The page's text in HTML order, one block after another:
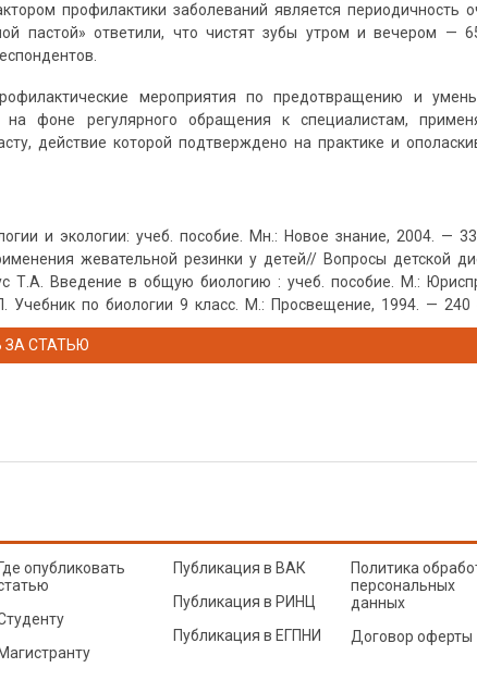
профилактики заболеваний является периодичность
пастой» ответили, что чистят зубы утром и вечером —
мероприятия по предотвращению и
на фоне регулярного обращения к специалистам,
действие которой подтверждено на практике и
и экологии: учеб. пособие. Мн.: Новое знание, 2004. —
жевательной резинки у детей// Вопросы
Т.А. Введение в общую биологию : учеб. пособие. М.:
по биологии 9 класс. М.: Просвещение, 1994. — 240
ЗА СТАТЬЮ
Где опубликовать
Магистранту
Публикация в ВАК
Публикация в РИНЦ
Публикация в ЕГПНИ
Политика
персональных
данных
Договор оферты